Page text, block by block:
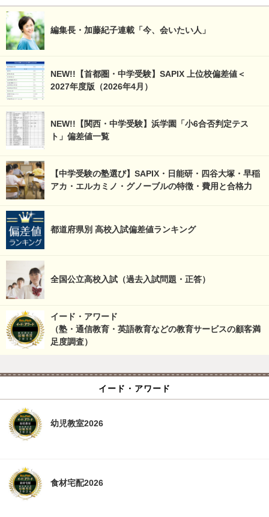
編集長・加藤紀子連載「今、会いたい人」
NEW!!【首都圏・中学受験】SAPIX 上位校偏差値＜
2027年度版（2026年4月）
NEW!!【関西・中学受験】浜学園「小6合否判定テス
ト」偏差値一覧
【中学受験の塾選び】SAPIX・日能研・四谷大塚・早稲
アカ・エルカミノ・グノーブルの特徴・費用と合格力
都道府県別 高校入試偏差値ランキング
全国公立高校入試（過去入試問題・正答）
イード・アワード
（塾・通信教育・英語教育などの教育サービスの顧客満
足度調査）
イード・アワード
幼児教室2026
食材宅配2026